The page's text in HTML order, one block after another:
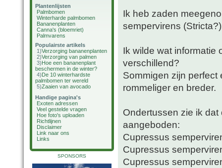
Plantenlijsten
Palmbomen
Winterharde palmbomen
Bananenplanten
Canna's (bloemriet)
Palmvarens
Populairste artikels
1)Verzorging bananenplanten
2)Verzorging van palmen
3)Hoe een bananenplant
beschermen in de winter?
4)De 10 winterhardste
palmbomen ter wereld
5)Zaaien van avocado
Handige pagina's
Exoten adressen
Veel gestelde vragen
Hoe foto's uploaden
Richtlijnen
Disclaimer
Link naar ons
Links
SPONSORS
Ik heb zaden
sempervirens (Stricta?)
Ik wilde wat informatie
verschillend?
Sommigen zijn perfect
rommeliger en breder.
Ondertussen zie ik
aangeboden:
Cupressus
Cupressus
Cupressus